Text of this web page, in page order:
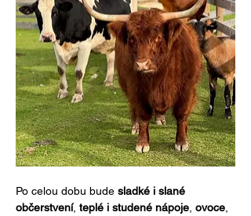
Po celou dobu bude sladké i slané
občerstvení, teplé i studené nápoje ovoce